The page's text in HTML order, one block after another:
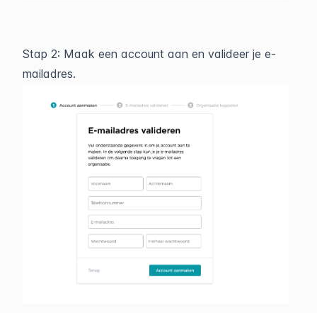
Stap 2: Maak een account aan en valideer je e-
mailadres.